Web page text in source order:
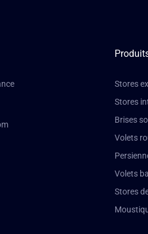
Stores
Stores
Brises
Volets
Volets
Stores